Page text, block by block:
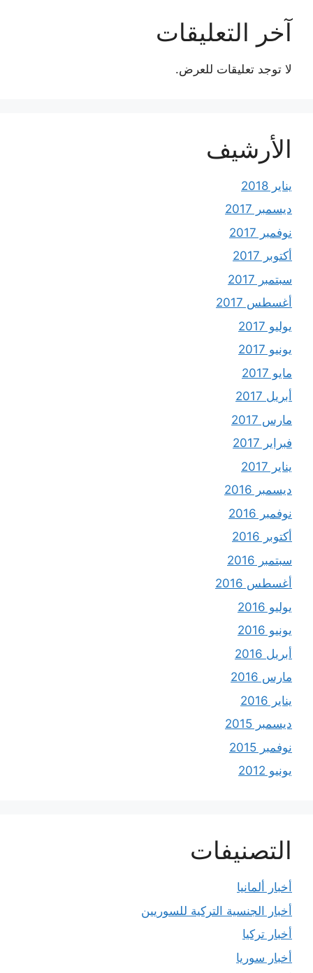
آخر التعليقات
لا توجد تعليقات للعرض.
الأرشيف
يناير 2018
ديسمبر 2017
نوفمبر 2017
أكتوبر 2017
سبتمبر 2017
أغسطس 2017
يوليو 2017
يونيو 2017
مايو 2017
أبريل 2017
مارس 2017
فبراير 2017
يناير 2017
ديسمبر 2016
نوفمبر 2016
أكتوبر 2016
سبتمبر 2016
أغسطس 2016
يوليو 2016
يونيو 2016
أبريل 2016
مارس 2016
يناير 2016
ديسمبر 2015
نوفمبر 2015
يونيو 2012
التصنيفات
أخبار ألمانيا
أخبار الجنسية التركية للسوريين
أخبار تركيا
أخبار سوريا